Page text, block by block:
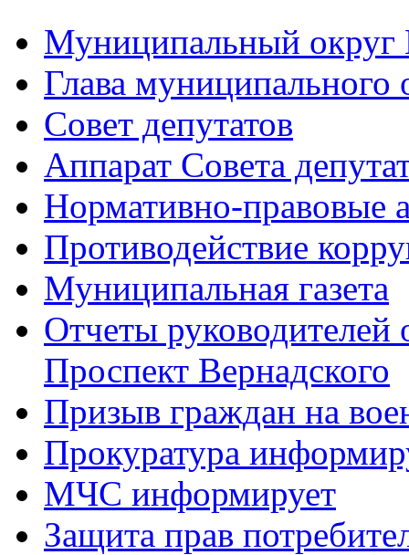
Муниципальный округ
Глава муниципального
Совет депутатов
Аппарат Совета
Нормативно-правовые
Противодействие
Муниципальная газета
Отчеты руководителей
Проспект Вернадского
Призыв граждан на
Прокуратура
МЧС информирует
Защита прав